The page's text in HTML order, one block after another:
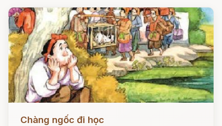
Chàng ngốc đi học